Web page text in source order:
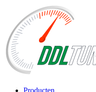
Producten